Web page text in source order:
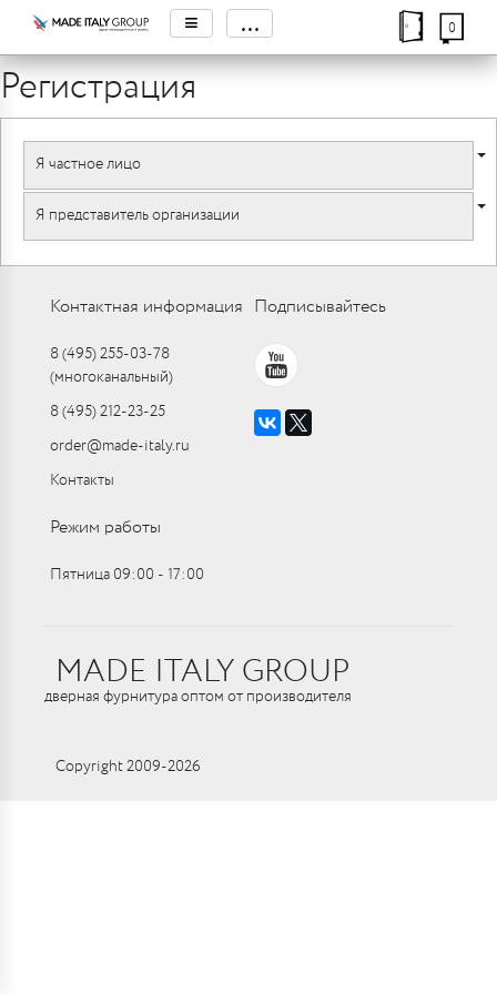
≡ ... 0
Регистрация
Я частное лицо
Я представитель организации
Контактная информация
8 (495) 255-03-78
(многоканальный)
8 (495) 212-23-25
order@made-italy.ru
Контакты
Подписывайтесь
Режим работы
Пятница 09:00 ‑ 17:00
MADE ITALY GROUP
дверная фурнитура оптом от производителя
Copyright 2009-2026